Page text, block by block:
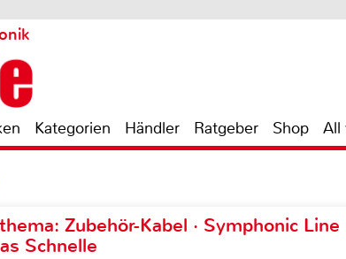
Kategorien Händler Ratgeber Shop All
Zubehör-Kabel · Symphonic
Schnelle